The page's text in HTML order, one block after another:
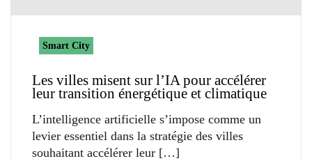
Smart City
Les villes misent sur l’IA pour accélérer
leur transition énergétique et climatique
L’intelligence artificielle s’impose comme un
levier essentiel dans la stratégie des villes
souhaitant accélérer leur